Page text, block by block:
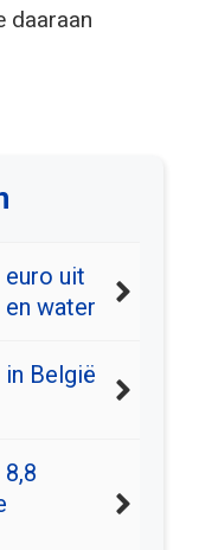
daaraan
uit
water
België